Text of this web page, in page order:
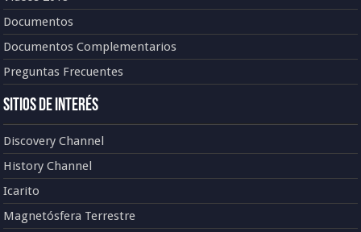
Documentos
Documentos Complementarios
Preguntas Frecuentes
Sitios de Interés
Discovery Channel
History Channel
Icarito
Magnetósfera Terrestre